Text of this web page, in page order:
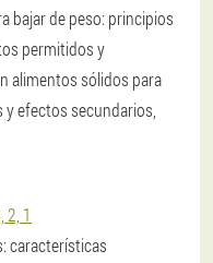
bajar de peso: principios
permitidos y
alimentos sólidos para
efectos secundarios,
2, 1
características